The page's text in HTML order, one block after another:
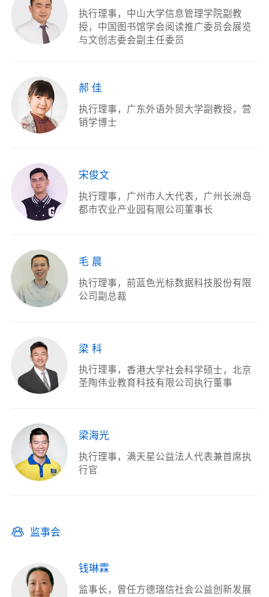
我要月捐
执行理事
中山大学信息管理学院副教
授，中国图书馆学会阅读推广委员会展览
与文创志委会副主任委员
郝 佳
执行理事
广东外语外贸大学副教授，营
销学博士
宋俊文
执行理事
广州市人大代表，广州长洲岛
都市农业产业园有限公司董事长
毛 晨
执行理事
前蓝色光标数据科技股份有限
公司副总裁
梁 科
执行理事
香港大学社会科学硕士，北京
圣陶伟业教育科技有限公司执行董事
梁海光
执行理事
满天星公益法人代表兼首席执
行官
监事会
钱琳霖
监事长
曾任方德瑞信社会公益创新发展